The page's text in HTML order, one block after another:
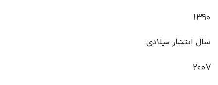
1390
سال انتشار میلادی:
2007